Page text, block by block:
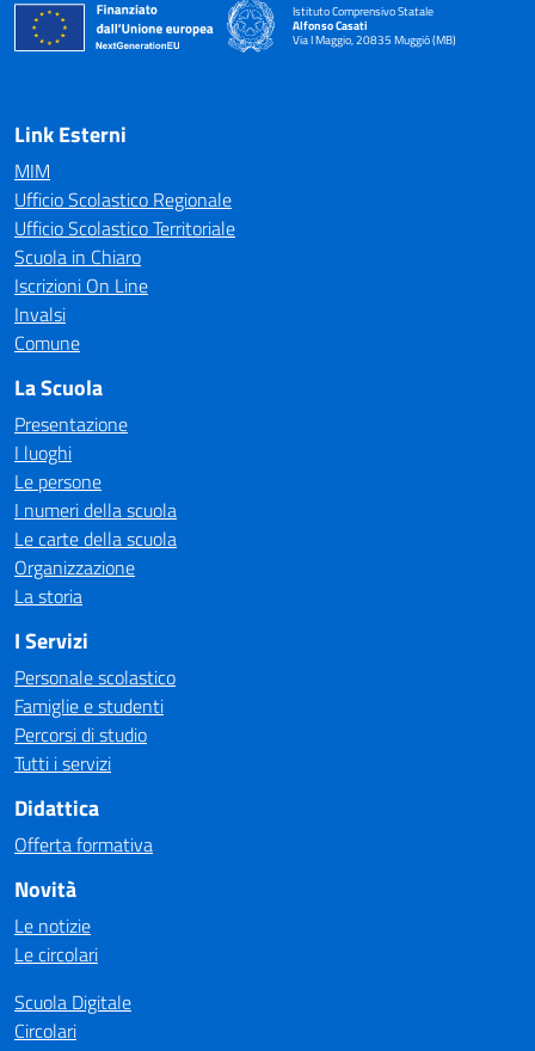
Istituto Comprensivo Statale
Alfonso Casati
Via I Maggio, 20835 Muggiò (MB)
Link Esterni
MIM
Ufficio Scolastico Regionale
Ufficio Scolastico Territoriale
Scuola in Chiaro
Iscrizioni On Line
Invalsi
Comune
La Scuola
Presentazione
I luoghi
Le persone
I numeri della scuola
Le carte della scuola
Organizzazione
La storia
I Servizi
Personale scolastico
Famiglie e studenti
Percorsi di studio
Tutti i servizi
Didattica
Offerta formativa
Novità
Le notizie
Le circolari
Scuola Digitale
Circolari